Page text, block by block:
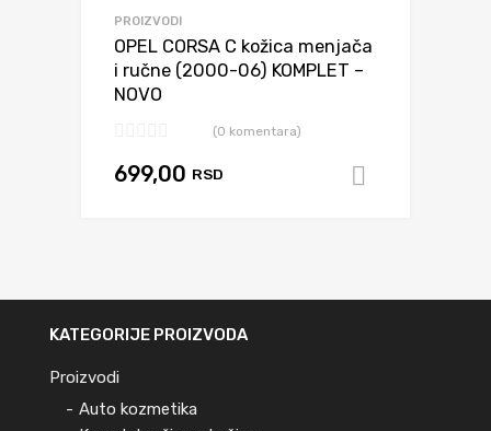
PROIZVODI
OPEL CORSA C kožica menjača
i ručne (2000-06) KOMPLET –
NOVO
(0 komentara)
699,00 RSD
KATEGORIJE PROIZVODA
Proizvodi
Auto kozmetika